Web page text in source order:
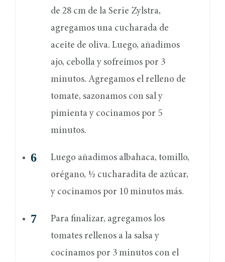
de 28 cm de la Serie Zylstra,
agregamos una cucharada de
aceite de oliva. Luego, añadimos
ajo, cebolla y sofreímos por 3
minutos. Agregamos el relleno de
tomate, sazonamos con sal y
pimienta y cocinamos por 5
minutos.
Luego añadimos albahaca, tomillo,
orégano, ½ cucharadita de azúcar,
y cocinamos por 10 minutos más.
Para finalizar, agregamos los
tomates rellenos a la salsa y
cocinamos por 3 minutos con el